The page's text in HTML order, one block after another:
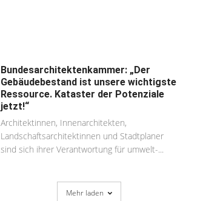
Bundesarchitektenkammer: „Der
Gebäudebestand ist unsere wichtigste
Ressource. Kataster der Potenziale
jetzt!“
Architektinnen, Innenarchitekten,
Landschaftsarchitektinnen und Stadtplaner
sind sich ihrer Verantwortung für umwelt-...
Mehr laden